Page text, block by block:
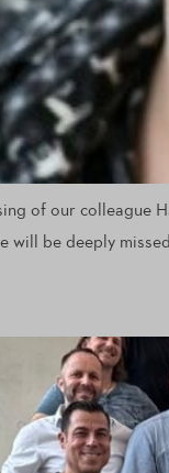
of our
will be deeply